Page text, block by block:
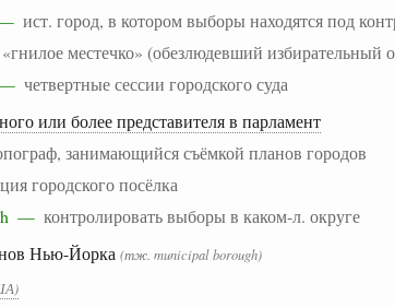
— ист. город, в котором выборы находятся под
местечко» (обезлюдевший избирательный
— четвертные сессии городского суда
или более представителя в парламент
занимающийся съёмкой планов городов
городского посёлка
— контролировать выборы в каком-л. округе
Нью-Йорка (тж. municipal borough)